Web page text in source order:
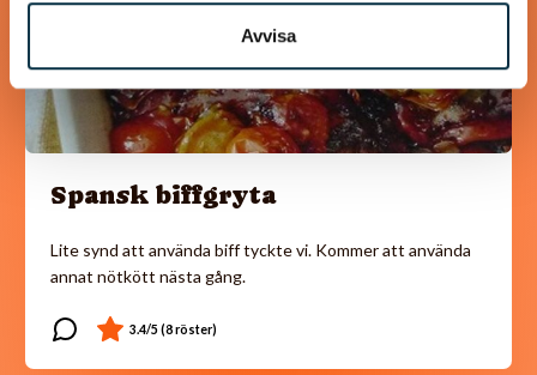
Avvisa
Spansk biffgryta
Lite synd att använda biff tyckte vi. Kommer att använda
annat nötkött nästa gång.